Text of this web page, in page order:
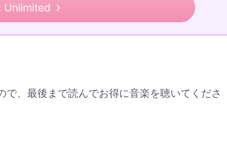
Unlimited
、最後まで読んでお得に音楽を聴いてくださ